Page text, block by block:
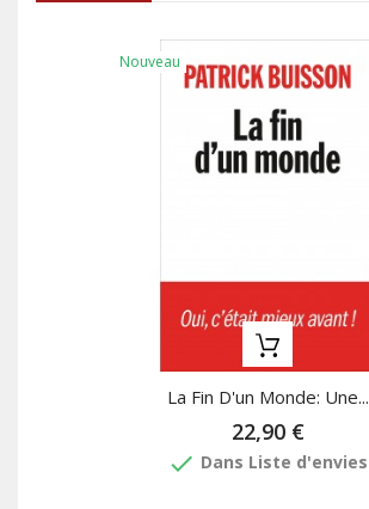
Nouveau
La Fin D'un Monde: Une...
22,90 €
done Dans Liste d'envies